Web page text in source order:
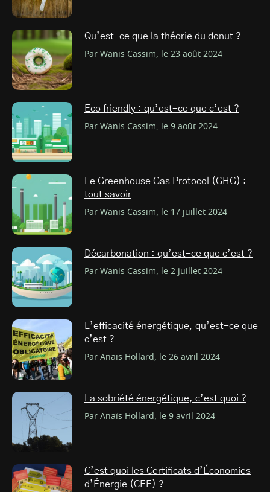
Qu’est-ce que la théorie du donut ?
Par Wanis Cassim, le 23 août 2024
Eco friendly : qu’est-ce que c’est ?
Par Wanis Cassim, le 9 août 2024
Le Greenhouse Gas Protocol (GHG) :
tout savoir
Par Wanis Cassim, le 17 juillet 2024
Décarbonation : qu’est-ce que c’est ?
Par Wanis Cassim, le 2 juillet 2024
L’efficacité énergétique, qu’est-ce que
c’est ?
Par Anaïs Hollard, le 26 avril 2024
La sobriété énergétique, c’est quoi ?
Par Anaïs Hollard, le 9 avril 2024
C’est quoi les Certificats d’Économies
d’Énergie (CEE) ?